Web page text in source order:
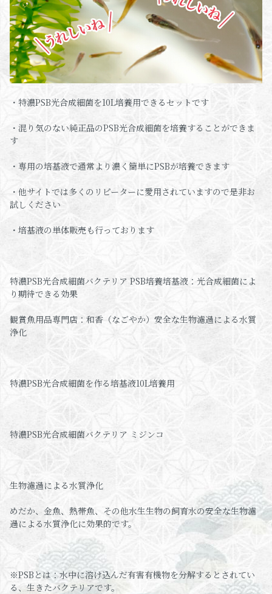
・特濃PSB光合成細菌を10L培養用できるセットです
・混り気のない純正品のPSB光合成細菌を培養することができま
す
・専用の培基液で通常より濃く簡単にPSBが培養できます
・他サイトでは多くのリピーターに愛用されていますので是非お
試しください
・培基液の単体販売も行っております
特濃PSB光合成細菌バクテリア PSB培養培基液：光合成細菌によ
り期待できる効果
観賞魚用品専門店：和香（なごやか）安全な生物濾過による水質
浄化
特濃PSB光合成細菌を作る培基液10L培養用
特濃PSB光合成細菌バクテリア ミジンコ
生物濾過による水質浄化
めだか、金魚、熱帯魚、その他水生生物の飼育水の安全な生物濾
過による水質浄化に効果的です。
※PSBとは：水中に溶け込んだ有害有機物を分解するとされてい
る、生きたバクテリアです。